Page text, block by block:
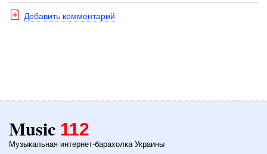
Добавить комментарий
Music 112
Музыкальная интернет-барахолка Украины